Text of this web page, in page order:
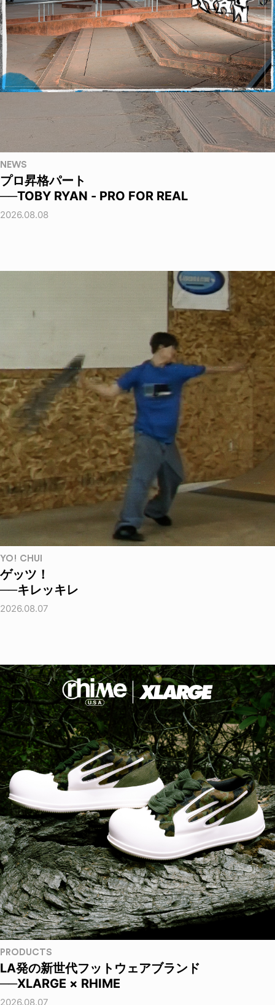
NEWS
プロ昇格パート
──TOBY RYAN - PRO FOR REAL
2026.08.08
YO! CHUI
ゲッツ！
──キレッキレ
2026.08.07
PRODUCTS
LA発の新世代フットウェアブランド
──XLARGE × RHIME
2026.08.07